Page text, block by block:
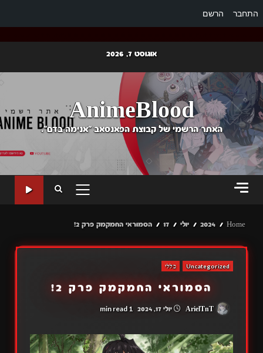
התחבר הרשם
content
אוגוסט 7, 2026
AnimeBlood
האתר הרשמי של קבוצת הפאנסאב "אנימה בדם".
PRIMARY
Home
2024 יולי 17 הסמוראי החמקמק פרק 2!
Uncategorized כללי
הסמוראי החמקמק פרק 2!
ArielTnT יולי 17, 2024 1 min read